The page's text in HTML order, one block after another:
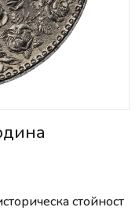
стойност